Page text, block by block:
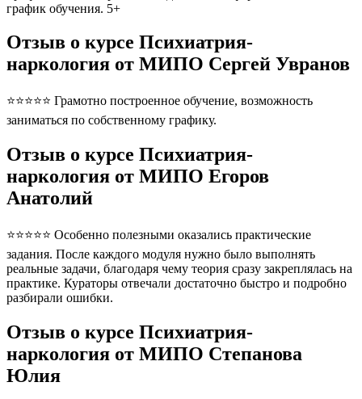
график обучения. 5+
Отзыв о курсе Психиатрия-
наркология от МИПО Сергей Увранов
⭐⭐⭐⭐⭐ Грамотно построенное обучение, возможность
заниматься по собственному графику.
Отзыв о курсе Психиатрия-
наркология от МИПО Егоров
Анатолий
⭐⭐⭐⭐⭐ Особенно полезными оказались практические
задания. После каждого модуля нужно было выполнять
реальные задачи, благодаря чему теория сразу закреплялась на
практике. Кураторы отвечали достаточно быстро и подробно
разбирали ошибки.
Отзыв о курсе Психиатрия-
наркология от МИПО Степанова
Юлия